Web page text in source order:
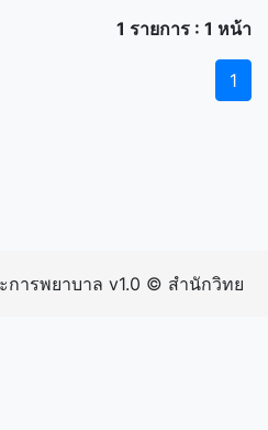
1 รายการ : 1 หน้า
1
ารพยาบาล v1.0 © สำนักวิทย